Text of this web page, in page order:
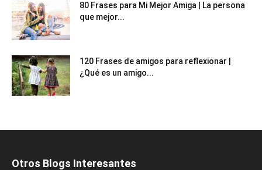
80 Frases para Mi Mejor Amiga | La persona
que mejor...
120 Frases de amigos para reflexionar |
¿Qué es un amigo...
Otros Blogs Interesantes